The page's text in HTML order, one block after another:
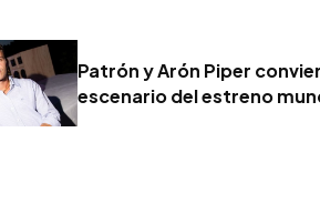
Patrón y Arón Piper
escenario del estreno